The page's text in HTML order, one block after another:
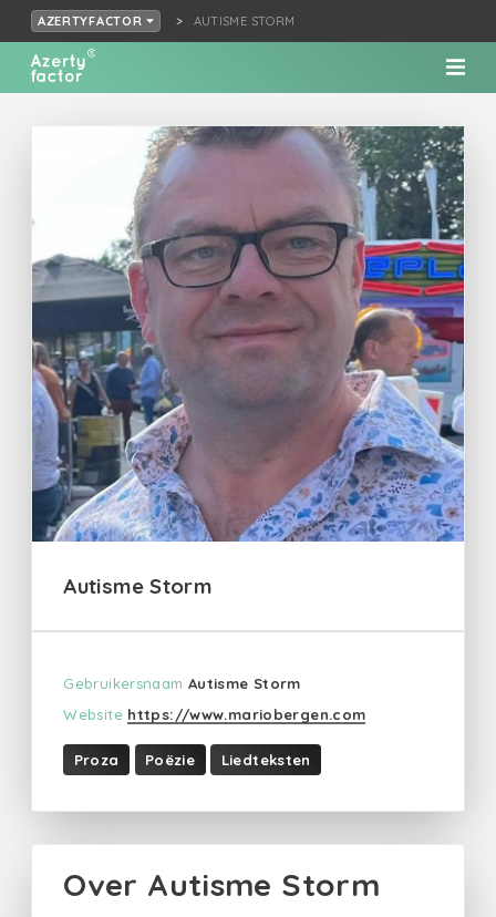
AZERTYFACTOR AUTISME STORM
Autisme Storm
Gebruikersnaam Autisme Storm
Website https://www.mariobergen.com
Proza Poëzie Liedteksten
Over Autisme Storm